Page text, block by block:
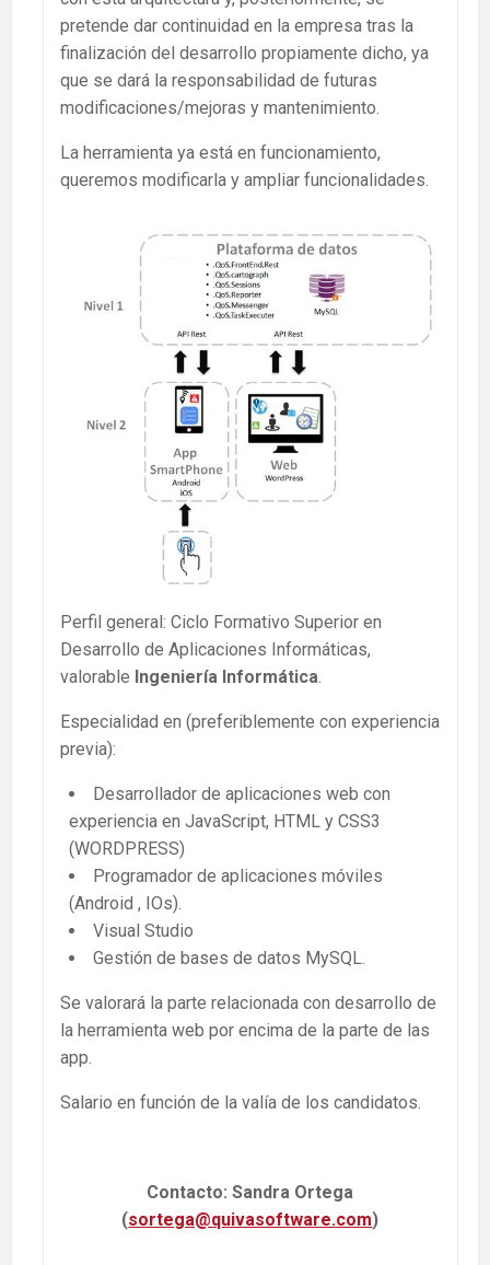
pretende dar continuidad en la empresa tras la
finalización del desarrollo propiamente dicho, ya
que se dará la responsabilidad de futuras
modificaciones/mejoras y mantenimiento.
La herramienta ya está en funcionamiento,
queremos modificarla y ampliar funcionalidades.
Perfil general: Ciclo Formativo Superior en
Desarrollo de Aplicaciones Informáticas,
valorable Ingeniería Informática.
Especialidad en (preferiblemente con experiencia
previa):
Desarrollador de aplicaciones web con
experiencia en JavaScript, HTML y CSS3
(WORDPRESS)
Programador de aplicaciones móviles
(Android , IOs).
Visual Studio
Gestión de bases de datos MySQL.
Se valorará la parte relacionada con desarrollo de
la herramienta web por encima de la parte de las
app.
Salario en función de la valía de los candidatos.
Contacto: Sandra Ortega
(sortega@quivasoftware.com)